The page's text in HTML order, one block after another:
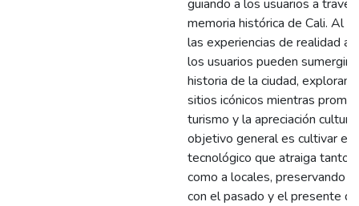
guiando a los usuarios a
memoria histórica de Cali. Al
las experiencias de realidad
los usuarios pueden
historia de la ciudad,
sitios icónicos mientras
turismo y la apreciación
objetivo general es cultivar el
tecnológico que atraiga tanto
como a locales, preservando
con el pasado y el presente